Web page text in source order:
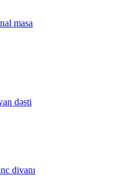
masa
dəsti
divanı